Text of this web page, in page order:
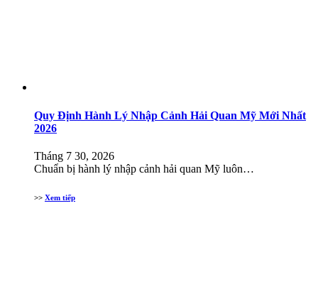
Quy Định Hành Lý Nhập Cảnh Hải Quan Mỹ Mới Nhất
2026
Tháng 7 30, 2026
Chuẩn bị hành lý nhập cảnh hải quan Mỹ luôn…
>> Xem tiếp